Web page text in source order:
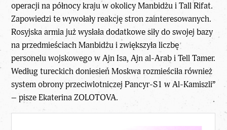
operacji na północy kraju w okolicy Manbidżu i Tall Rifat.
Zapowiedzi te wywołały reakcję stron zainteresowanych.
Rosyjska armia już wysłała dodatkowe siły do swojej bazy
na przedmieściach Manbidżu i zwiększyła liczbę
personelu wojskowego w Ajn Isa, Ajn al-Arab i Tell Tamer.
Według tureckich doniesień Moskwa rozmieściła również
system obrony przeciwlotniczej Pancyr-S1 w Al-Kamiszli”
– pisze Ekaterina ZOLOTOVA.